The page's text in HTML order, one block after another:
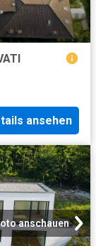
ansehen
anschauen